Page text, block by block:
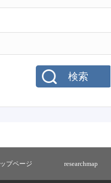
検索
プページ researchmap